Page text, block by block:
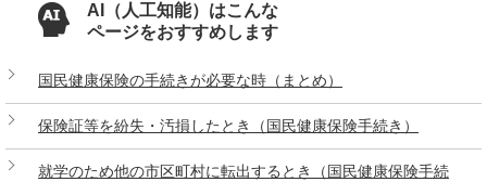
AI（人工知能）はこんな
ページをおすすめします
国民健康保険の手続きが必要な時（まとめ）
保険証等を紛失・汚損したとき（国民健康保険手続き）
就学のため他の市区町村に転出するとき（国民健康保険手続